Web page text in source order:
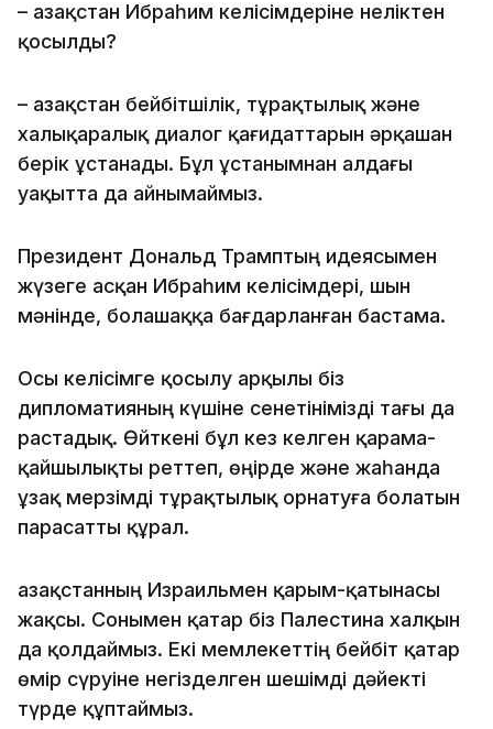
– Қазақстан Ибраһим келісімдеріне неліктен
қосылды?
– Қазақстан бейбітшілік, тұрақтылық және
халықаралық диалог қағидаттарын әрқашан
берік ұстанады. Бұл ұстанымнан алдағы
уақытта да айнымаймыз.
Президент Дональд Трамптың идеясымен
жүзеге асқан Ибраһим келісімдері, шын
мәнінде, болашаққа бағдарланған бастама.
Осы келісімге қосылу арқылы біз
дипломатияның күшіне сенетінімізді тағы да
растадық. Өйткені бұл кез келген қарама-
қайшылықты реттеп, өңірде және жаһанда
ұзақ мерзімді тұрақтылық орнатуға болатын
парасатты құрал.
Қазақстанның Израильмен қарым-қатынасы
жақсы. Сонымен қатар біз Палестина халқын
да қолдаймыз. Екі мемлекеттің бейбіт қатар
өмір сүруіне негізделген шешімді дәйекті
түрде құптаймыз.